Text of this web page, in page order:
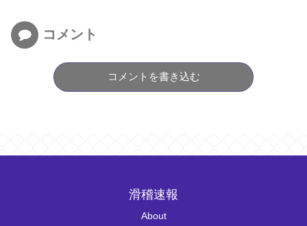
コメント
コメントを書き込む
滑稽速報
About